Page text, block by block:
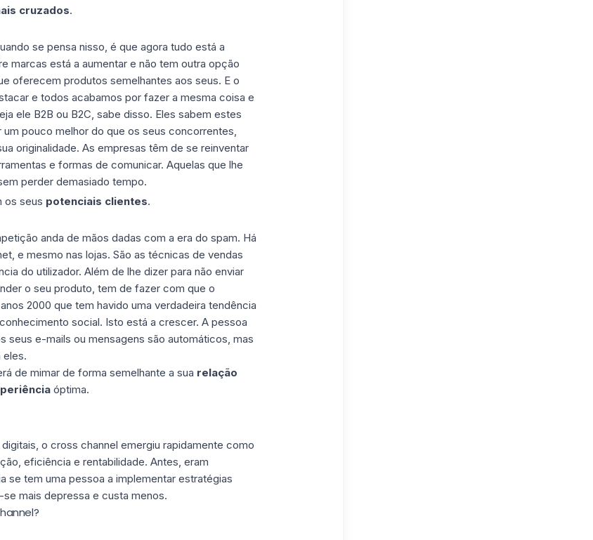
cruzados.
se pensa nisso, é que agora tudo está a
marcas está a aumentar e não tem outra opção
oferecem produtos semelhantes aos seus. E o
e todos acabamos por fazer a mesma coisa e
ele B2B ou B2C, sabe disso. Eles sabem estes
pouco melhor do que os seus concorrentes,
originalidade. As empresas têm de se reinventar
e formas de comunicar. Aquelas que lhe
perder demasiado tempo.
os seus potenciais clientes.
anda de mãos dadas com a era do spam. Há
e mesmo nas lojas. São as técnicas de vendas
do utilizador. Além de lhe dizer para não enviar
o seu produto, tem de fazer com que o
2000 que tem havido uma verdadeira tendência
social. Isto está a crescer. A pessoa
seus e-mails ou mensagens são automáticos, mas
eles.
de mimar de forma semelhante a sua relação
óptima.
o cross channel emergiu rapidamente como
eficiência e rentabilidade. Antes, eram
se tem uma pessoa a implementar estratégias
mais depressa e custa menos.